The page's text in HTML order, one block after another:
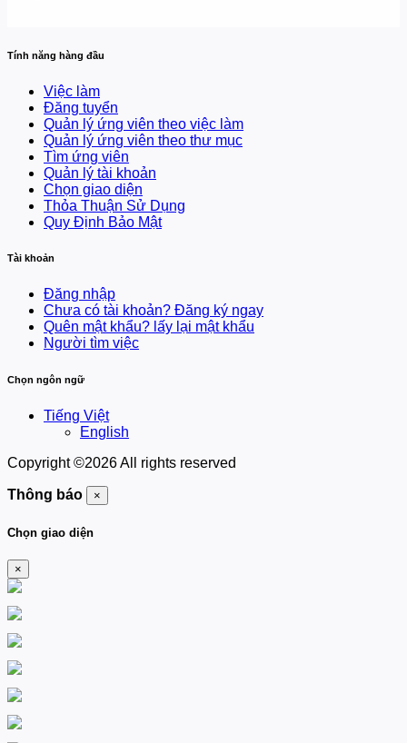
Tính năng hàng đầu
Việc làm
Đăng tuyển
Quản lý ứng viên theo việc làm
Quản lý ứng viên theo thư mục
Tìm ứng viên
Quản lý tài khoản
Chọn giao diện
Thỏa Thuận Sử Dụng
Quy Định Bảo Mật
Tài khoản
Đăng nhập
Chưa có tài khoản? Đăng ký ngay
Quên mật khẩu? lấy lại mật khẩu
Người tìm việc
Chọn ngôn ngữ
Tiếng Việt
English
Copyright ©2026 All rights reserved
Thông báo ×
Chọn giao diện
×